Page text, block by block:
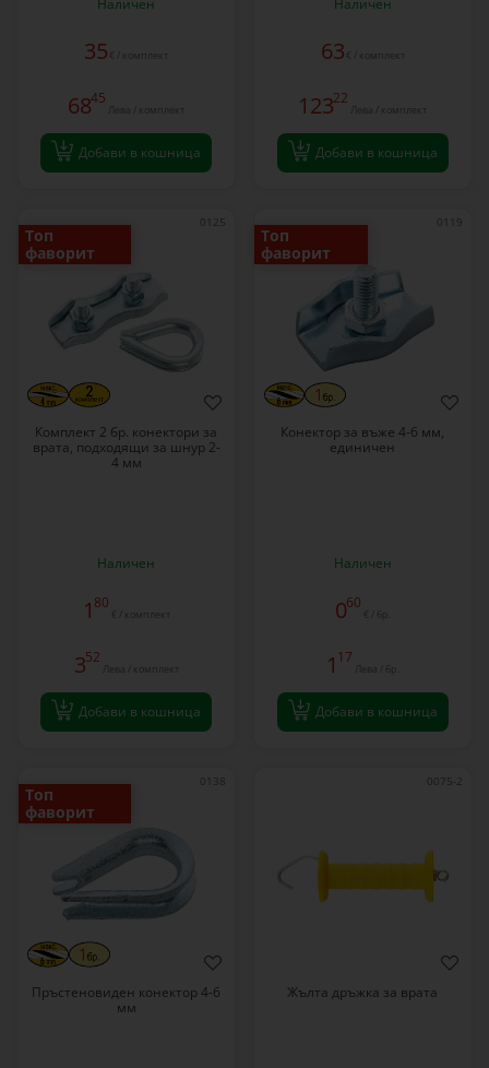
35 € / комплект
6845
Лева / комплект
Добави в кошница
63 € / комплект
12322
Лева / комплект
Добави в кошница
0125
Топ
фаворит
Комплект 2 бр. конектори за
врата, подходящи за шнур 2-
4 мм
Наличен
1 80
€ / комплект
352
Лева / комплект
Добави в кошница
0119
Топ
фаворит
Конектор за въже 4-6 мм,
единичен
Наличен
060
€ / бр.
1 17
Лева / бр.
Добави в кошница
0138
Топ
фаворит
Пръстеновиден конектор 4-6
мм
0075-2
Жълта дръжка за врата